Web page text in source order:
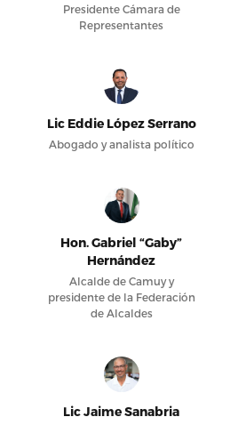
Presidente Cámara de
Representantes
Lic Eddie López Serrano
Abogado y analista político
Hon. Gabriel “Gaby”
Hernández
Alcalde de Camuy y
presidente de la Federación
de Alcaldes
Lic Jaime Sanabria